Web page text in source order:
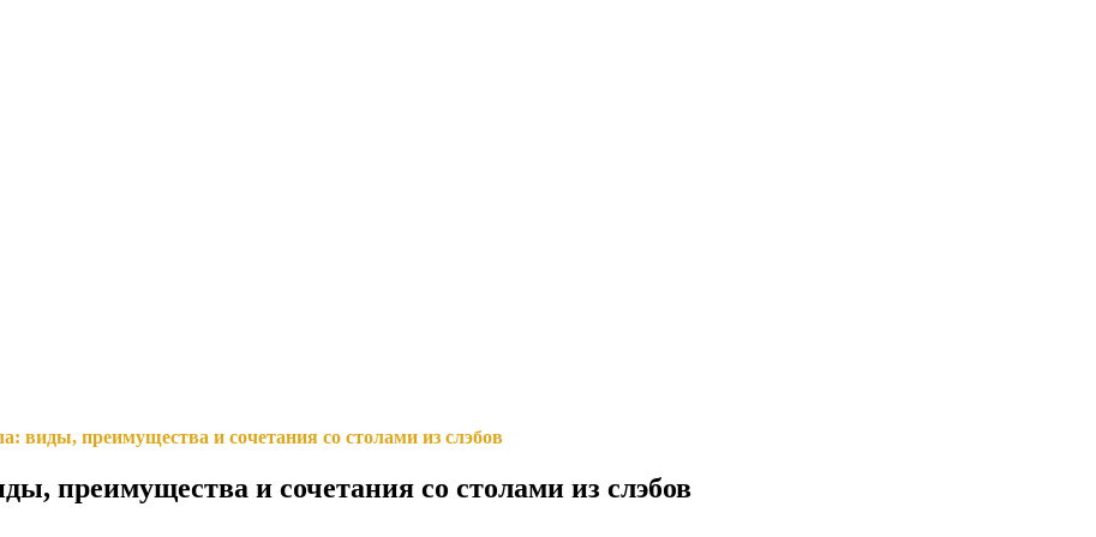
виды, преимущества и сочетания со столами из слэбов
преимущества и сочетания со столами из слэбов